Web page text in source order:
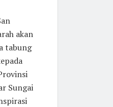
akan
tabung
Sungai